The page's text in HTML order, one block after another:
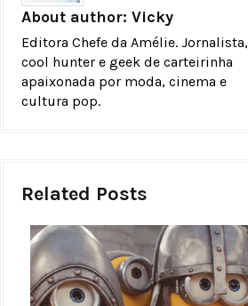
About author: Vicky
Editora Chefe da Amélie. Jornalista,
cool hunter e geek de carteirinha
apaixonada por moda, cinema e
cultura pop.
Related Posts